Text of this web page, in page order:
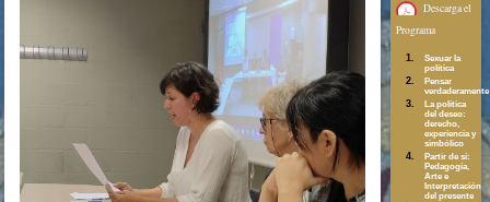
Descarga el
Programa
Sexuar la
política
Pensar
verdaderamente
La política
del deseo:
derecho,
experiencia y
simbólico
Partir de sí:
Pedagogía,
Arte e
Interpretación
del presente